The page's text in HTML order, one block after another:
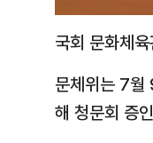
국회 문화체
문체위는 7월
해 청문회 증